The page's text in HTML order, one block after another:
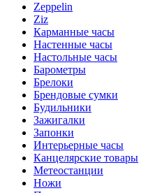
Zeppelin
Ziz
Карманные часы
Настенные часы
Настольные часы
Барометры
Брелоки
Брендовые сумки
Будильники
Зажигалки
Запонки
Интерьерные часы
Канцелярские товары
Метеостанции
Ножи